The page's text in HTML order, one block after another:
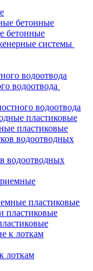
бетонные
системы
водоотвода
водоотвода
пластиковые
водоотводных
пластиковые
лоткам